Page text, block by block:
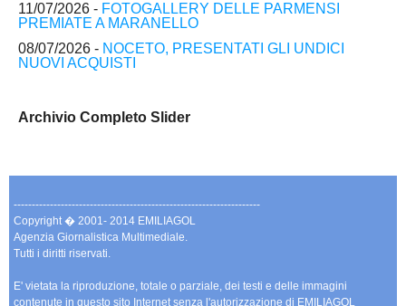
11/07/2026 - FOTOGALLERY DELLE PARMENSI
PREMIATE A MARANELLO
08/07/2026 - NOCETO, PRESENTATI GLI UNDICI
NUOVI ACQUISTI
Archivio Completo Slider
--------------------------------------------------------------------
Copyright � 2001- 2014 EMILIAGOL
Agenzia Giornalistica Multimediale.
Tutti i diritti riservati.
E' vietata la riproduzione, totale o parziale, dei testi e delle immagini
contenute in questo sito Internet senza l'autorizzazione di EMILIAGOL